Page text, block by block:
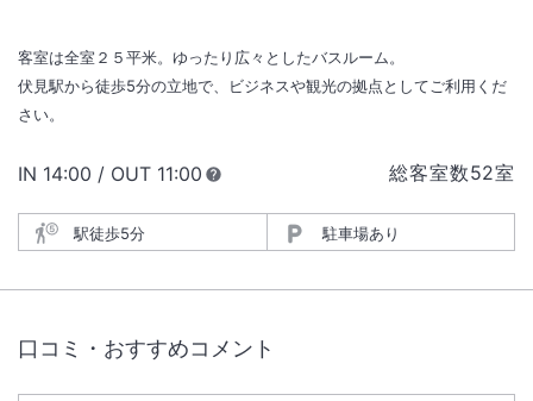
客室は全室２５平米。ゆったり広々としたバスルーム。
伏見駅から徒歩5分の立地で、ビジネスや観光の拠点としてご利用くだ
さい。
総客室数52室
IN チェックイン
14:00 / OUT チェックアウト
11:00
駅徒歩5分 駐車場あり
口コミ・おすすめコメント